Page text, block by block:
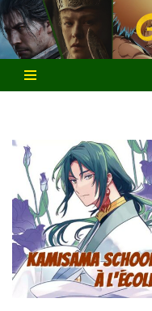
Aller
au
contenu